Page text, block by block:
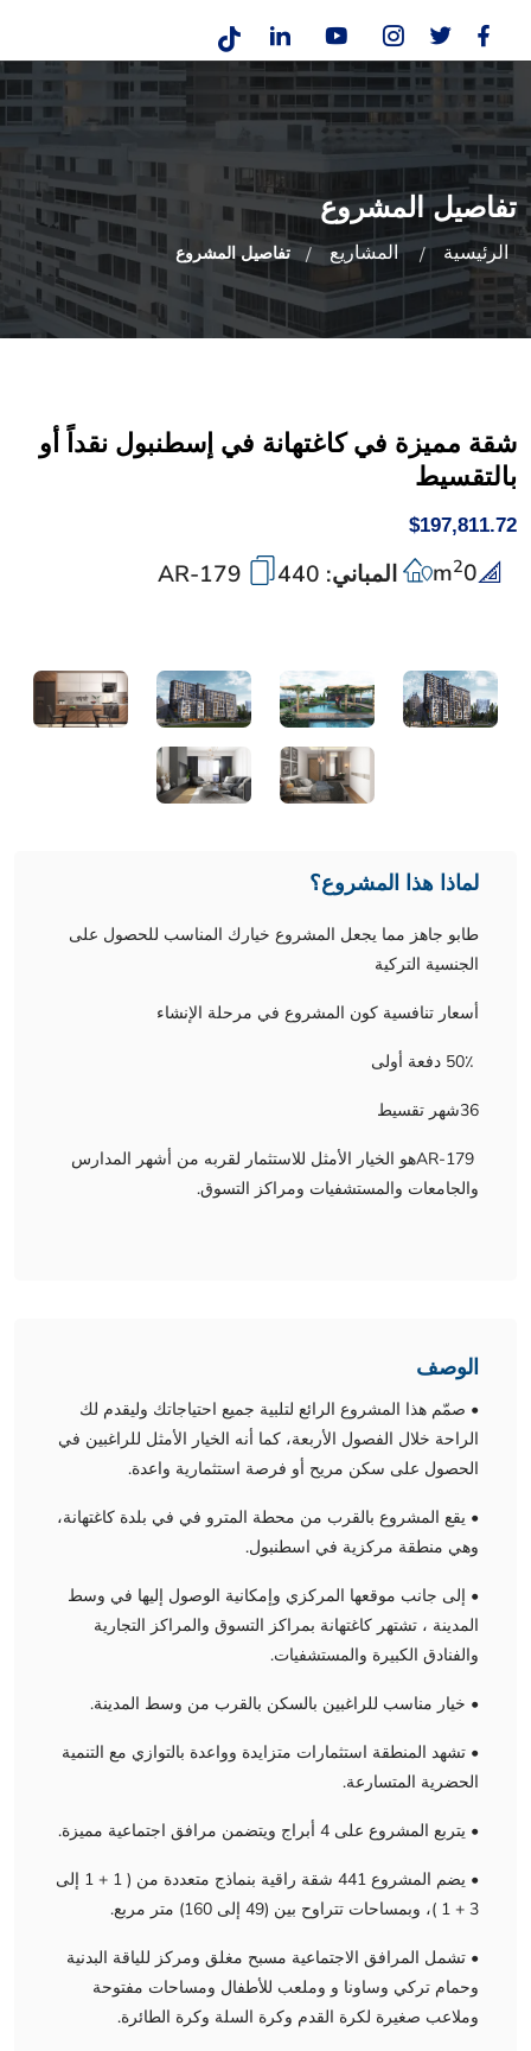
تفاصيل المشروع
الرئيسية المشاريع تفاصيل المشروع
شقة مميزة في كاغتهانة في إسطنبول نقداً أو
بالتقسيط
$197,811.72
0
m2 المباني: 440
لماذا هذا المشروع؟
طابو جاهز مما يجعل المشروع خيارك المناسب للحصول على
الجنسية التركية
أسعار تنافسية كون المشروع في مرحلة الإنشاء
36شهر تقسيط
AR-179هو الخيار الأمثل للاستثمار لقربه من أشهر المدارس
والجامعات والمستشفيات ومراكز التسوق.
الوصف
• صمّم هذا المشروع الرائع لتلبية جميع احتياجاتك وليقدم لك
الراحة خلال الفصول الأربعة، كما أنه الخيار الأمثل للراغبين في
الحصول على سكن مريح أو فرصة استثمارية واعدة.
• يقع المشروع بالقرب من محطة المترو في في بلدة كاغتهانة،
وهي منطقة مركزية في اسطنبول.
• إلى جانب موقعها المركزي وإمكانية الوصول إليها في وسط
المدينة ، تشتهر كاغتهانة بمراكز التسوق والمراكز التجارية
والفنادق الكبيرة والمستشفيات.
• خيار مناسب للراغبين بالسكن بالقرب من وسط المدينة.
• تشهد المنطقة استثمارات متزايدة وواعدة بالتوازي مع التنمية
الحضرية المتسارعة.
• يتربع المشروع على 4 أبراج ويتضمن مرافق اجتماعية مميزة.
• يضم المشروع 441 شقة راقية بنماذج متعددة من ( 1 + 1 إلى
3 + 1 )، وبمساحات تتراوح بين (49 إلى 160) متر مربع.
• تشمل المرافق الاجتماعية مسبح مغلق ومركز للياقة البدنية
وحمام تركي وساونا و وملعب للأطفال ومساحات مفتوحة
وملاعب صغيرة لكرة القدم وكرة السلة وكرة الطائرة.